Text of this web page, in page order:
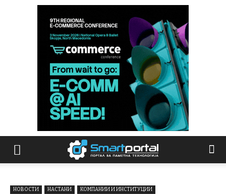
НОВОСТИ НАСТАНИ КОМПАНИИ И ИНСТИТУЦИИ